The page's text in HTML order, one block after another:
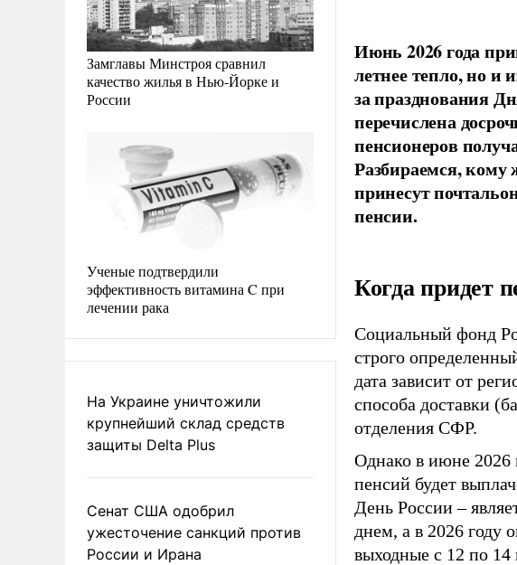
Замглавы Минстроя сравнил
качество жилья в Нью-Йорке и
России
Ученые подтвердили
эффективность витамина C при
лечении рака
На Украине уничтожили
крупнейший склад средств
защиты Delta Plus
Сенат США одобрил
ужесточение санкций против
России и Ирана
Июнь 2026 года
летнее тепло, но
за празднования
перечислена
пенсионеров
Разбираемся, кому
принесут
пенсии.
Когда придет
Социальный фонд
строго
дата зависит от
способа доставки
отделения СФР.
Однако в июне 2026
пенсий будет
День России –
днем, а в 2026 году
выходные с 12 по